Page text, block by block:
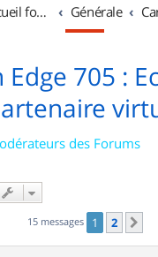
Accueil forum Générale
Edge 705 :
des Forums
15 messages 1 2